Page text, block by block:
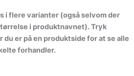
i flere varianter (også selvom der
i produktnavnet). Tryk
du er på en produktside for at se alle
forhandler.